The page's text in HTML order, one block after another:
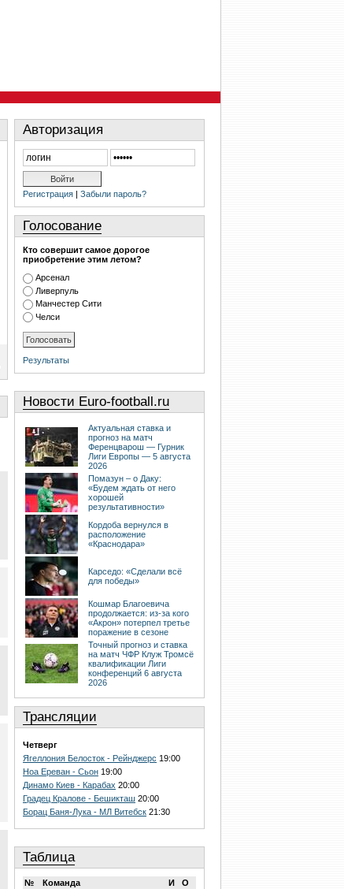
Авторизация
Регистрация | Забыли пароль?
Голосование
Кто совершит самое дорогое
приобретение этим летом?
Арсенал
Ливерпуль
Манчестер Сити
Челси
Результаты
Новости Euro-football.ru
Актуальная ставка и
прогноз на матч
Ференцварош — Гурник
Лиги Европы — 5 августа
2026
Помазун – о Даку:
«Будем ждать от него
хорошей
результативности»
Кордоба вернулся в
расположение
«Краснодара»
Карседо: «Сделали всё
для победы»
Кошмар Благоевича
продолжается: из-за кого
«Акрон» потерпел третье
поражение в сезоне
Точный прогноз и ставка
на матч ЧФР Клуж Тромсё
квалификации Лиги
конференций 6 августа
2026
Трансляции
Четверг
Ягеллония Белосток - Рейнджерс 19:00
Ноа Ереван - Сьон 19:00
Динамо Киев - Карабах 20:00
Градец Кралове - Бешикташ 20:00
Борац Баня-Лука - МЛ Витебск 21:30
Таблица
№ Команда И
О